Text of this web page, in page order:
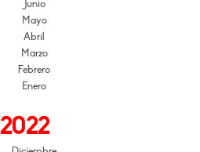
Junio
Mayo
Abril
Marzo
Febrero
Enero
2022